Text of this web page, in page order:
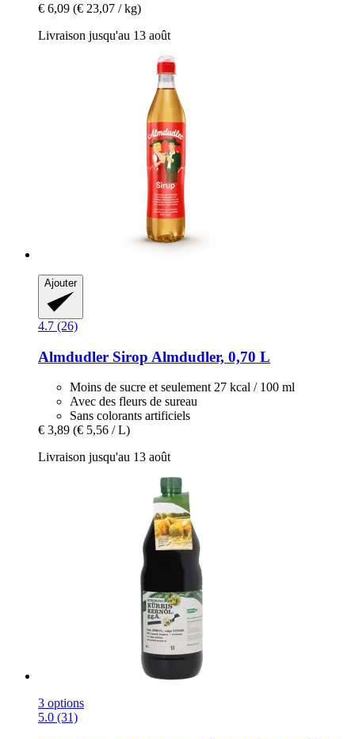
€ 6,09 (€ 23,07 / kg)
Livraison jusqu'au 13 août
Ajouter
4.7 (26)
Almdudler Sirop Almdudler, 0,70 L
Moins de sucre et seulement 27 kcal / 100 ml
Avec des fleurs de sureau
Sans colorants artificiels
€ 3,89 (€ 5,56 / L)
Livraison jusqu'au 13 août
3 options
5.0 (31)